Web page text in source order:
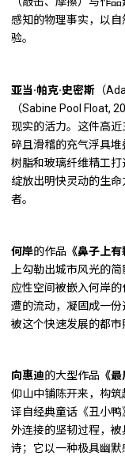
感知的物理事实，以
验。
亚当·帕克·史密斯 （
（Sabine Pool Float,
现实的活力。这件高
碎且滑稽的充气浮具堆
树脂和玻璃纤维精工打
绽放出明快灵动的生
者。
何岸的作品 《鼻子上
上勾勒出城市风光的
应性空间被嵌入何岸
遭的流动，凝固成一
被这个快速发展的都市
向惠迪的大型作品 《
仰山中铺陈开来，构
译自经典童话《丑小
外连接的坚韧过程，
诗；它以一种极具幽